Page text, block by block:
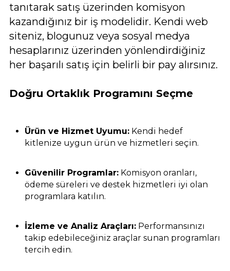
tanıtarak satış üzerinden komisyon
kazandığınız bir iş modelidir. Kendi web
siteniz, blogunuz veya sosyal medya
hesaplarınız üzerinden yönlendirdiğiniz
her başarılı satış için belirli bir pay alırsınız.
Doğru Ortaklık Programını Seçme
Ürün ve Hizmet Uyumu: Kendi hedef
kitlenize uygun ürün ve hizmetleri seçin.
Güvenilir Programlar: Komisyon oranları,
ödeme süreleri ve destek hizmetleri iyi olan
programlara katılın.
İzleme ve Analiz Araçları: Performansınızı
takip edebileceğiniz araçlar sunan programları
tercih edin.